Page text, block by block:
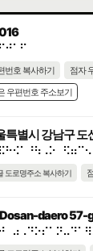
번호 복사하기 점자
우편번호 주소보기
특별시 강남구
도로명주소 복사하기
daero 57-